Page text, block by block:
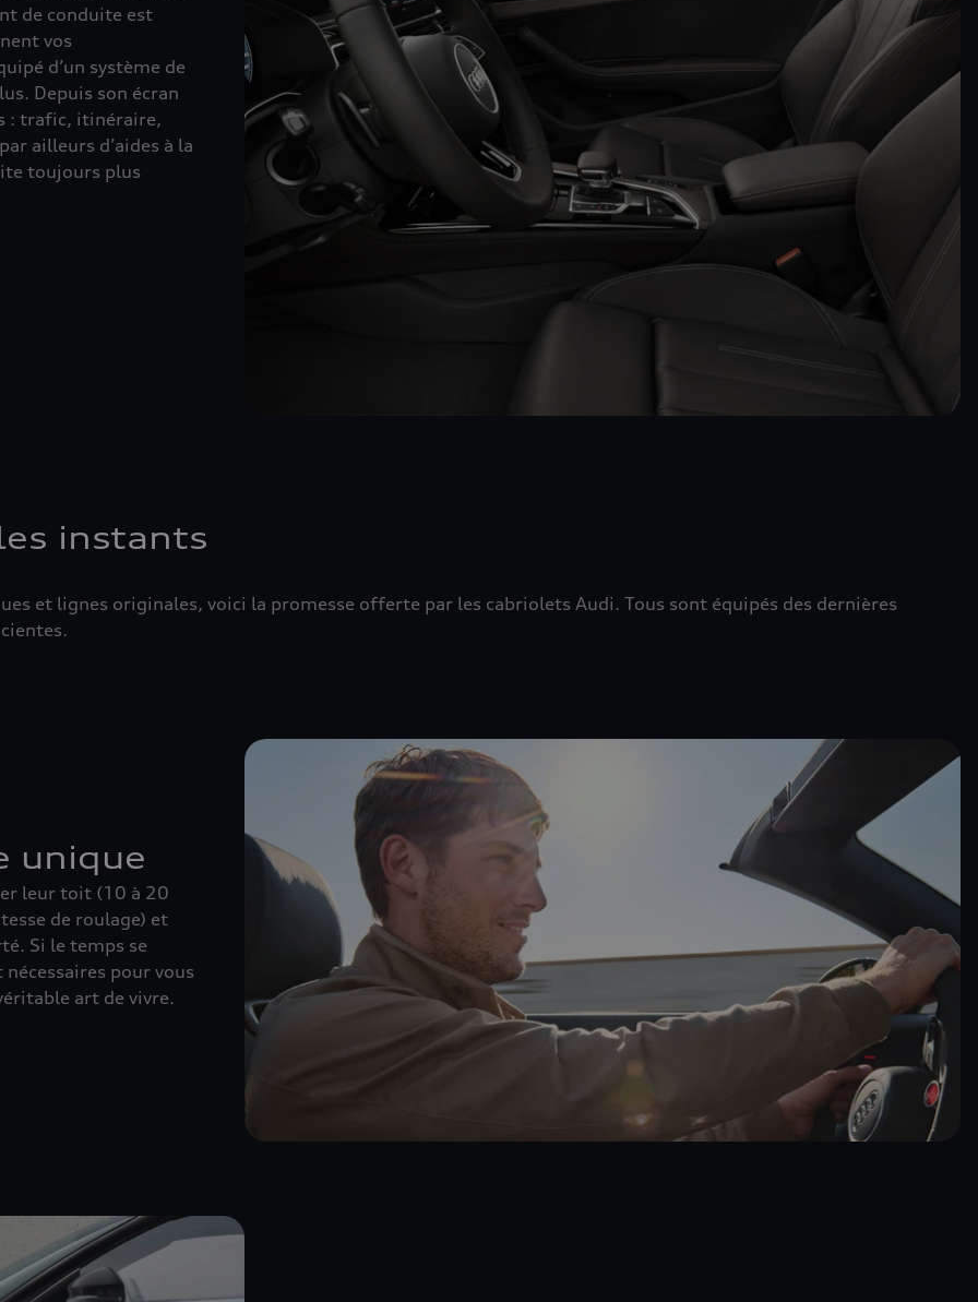
de conduite est
vos
d’un système de
Depuis son écran
: trafic, itinéraire,
ailleurs d’aides à la
toujours plus
instants
et lignes originales, voici la promesse offerte par les cabriolets Audi. Tous sont équipés des dernières
unique
leur toit (10 à 20
de roulage) et
Si le temps se
pour vous
art de vivre.